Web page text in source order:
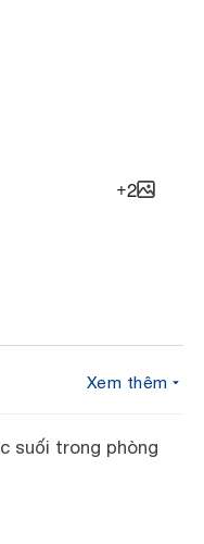
+2
Xem thêm
suối trong phòng